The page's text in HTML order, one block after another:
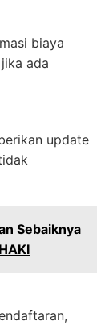
biaya
ada
update
Sebaiknya